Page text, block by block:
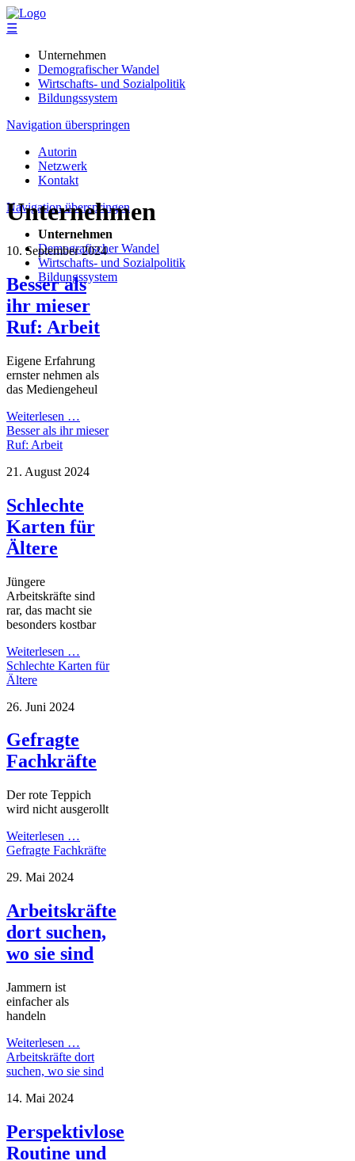
☰
Unternehmen
Demografischer Wandel
Wirtschafts- und Sozialpolitik
Bildungssystem
Navigation überspringen
Autorin
Netzwerk
Kontakt
Navigation überspringen
Unternehmen
Demografischer Wandel
Wirtschafts- und Sozialpolitik
Bildungssystem
Unternehmen
10. September 2024
Besser als
ihr mieser
Ruf: Arbeit
Eigene Erfahrung
ernster nehmen als
das Mediengeheul
Weiterlesen …
Besser als ihr mieser
Ruf: Arbeit
21. August 2024
Schlechte
Karten für
Ältere
Jüngere
Arbeitskräfte sind
rar, das macht sie
besonders kostbar
Weiterlesen …
Schlechte Karten für
Ältere
26. Juni 2024
Gefragte
Fachkräfte
Der rote Teppich
wird nicht ausgerollt
Weiterlesen …
Gefragte Fachkräfte
29. Mai 2024
Arbeitskräfte
dort suchen,
wo sie sind
Jammern ist
einfacher als
handeln
Weiterlesen …
Arbeitskräfte dort
suchen, wo sie sind
14. Mai 2024
Perspektivlose
Routine und